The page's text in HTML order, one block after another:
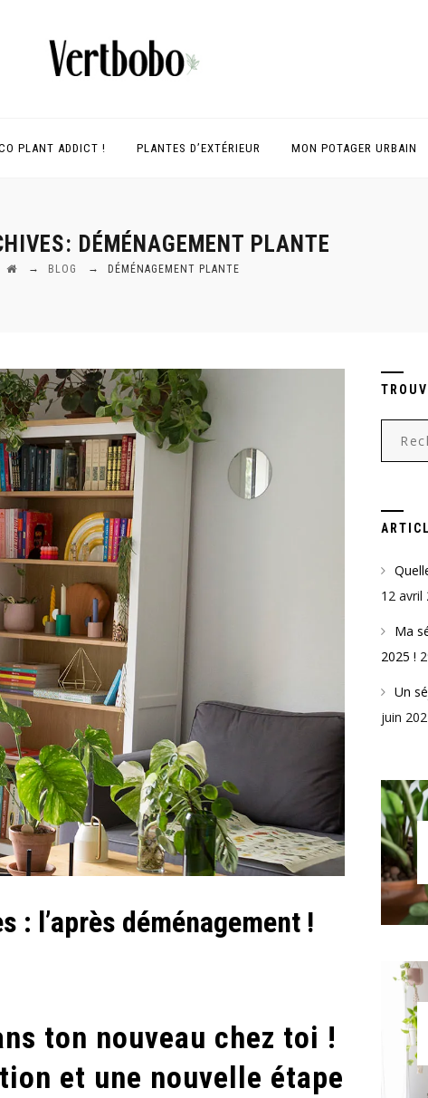
PLANT ADDICT ! PLANTES D’EXTÉRIEUR MON POTAGER URBAIN
DÉMÉNAGEMENT PLANTE
→ BLOG → DÉMÉNAGEMENT PLANTE
: l’après déménagement !
ton nouveau chez toi !
et une nouvelle étape
12 avril
Ma
2025 !
Un
juin